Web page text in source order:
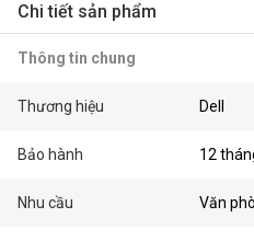
Chi tiết sản phẩm
Thông tin chung
Thương hiệu Dell
Bảo hành 12
Nhu cầu Văn